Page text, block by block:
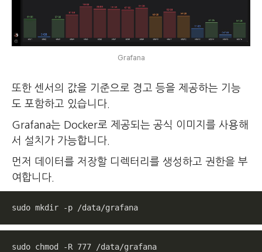
Grafana
또한 센서의 값을 기준으로 경고 등을 제공하는 기능
도 포함하고 있습니다.
Grafana는 Docker로 제공되는 공식 이미지를 사용해
서 설치가 가능합니다.
먼저 데이터를 저장할 디렉터리를 생성하고 권한을 부
여합니다.
sudo mkdir -p /data/grafana
sudo chmod -R 777 /data/grafana